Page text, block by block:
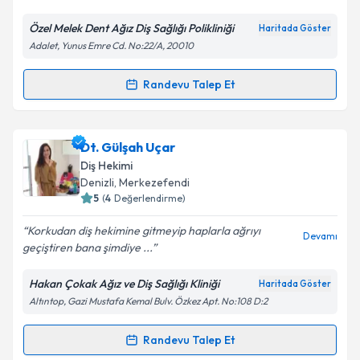
Kişisel verilerimin işlenmesine ilişkin
Aydınlatma
Metni'ni okudum ve kişisel verilerimin belirtilen
kapsamda işlenmesini kabul ediyorum.
Özel Melek Dent Ağız Diş Sağlığı Polikliniği Haritada Göster
Adalet, Yunus Emre Cd. No:22/A, 20010
Randevu Talep Et
Randevu Takvimi Talebi
Dt. Melek Çoban Göçtü
oluşturun. Size bu uzmandan randevu almanız için bir
takvim hazırlandığında e-posta ile bilgilendireceğiz.
Kişisel verilerimin işlenmesine ilişkin
Aydınlatma
Metni'ni okudum ve kişisel verilerimin belirtilen
kapsamda işlenmesini kabul ediyorum.
Dt. Gülşah Uçar
Diş Hekimi
Denizli, Merkezefendi
5 (4 Değerlendirme)
Korkudan diş hekimine gitmeyip haplarla ağrıyı
geçiştiren bana şimdiye ...
Devamı
Hakan Çokak Ağız ve Diş Sağlığı Kliniği Haritada Göster
Altıntop, Gazi Mustafa Kemal Bulv. Özkez Apt. No:108 D:2
Randevu Talep Et
Randevu Takvimi Talebi